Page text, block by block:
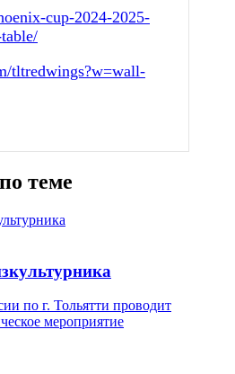
cup-2024-2025-
tltredwings?w=wall-
теме